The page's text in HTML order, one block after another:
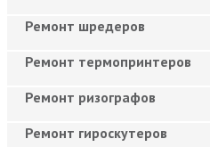
Ремонт шредеров
Ремонт термопринтеров
Ремонт ризографов
Ремонт гироскутеров